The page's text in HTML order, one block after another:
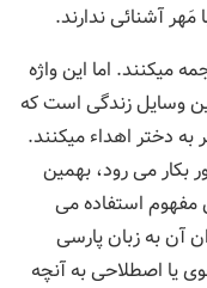
مَهر آشنائی ندارند.
میکنند. اما این واژه
وسایل زندگی است که
دختر اهداء میکنند.
بکار می رود، بهمین
مفهوم استفاده می
آن به زبان پارسی
یا اصطلاحی به آنچه